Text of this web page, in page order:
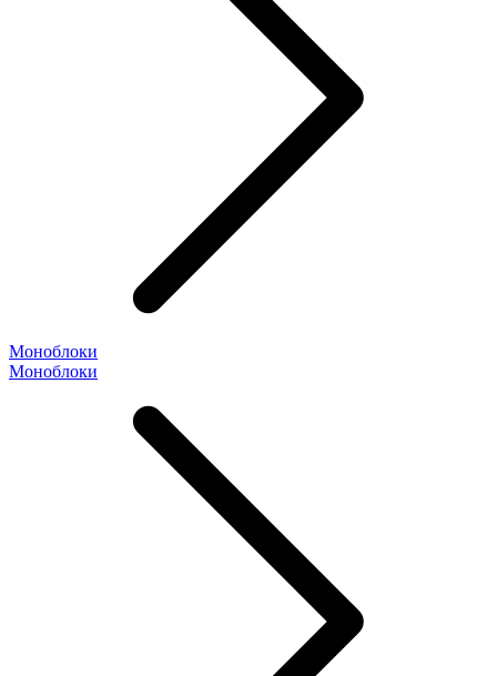
Моноблоки
Моноблоки